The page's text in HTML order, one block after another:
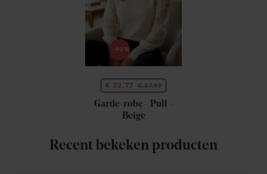
-40%
€ 22,77 € 37,95
Garde-robe - Pull -
Beige
Recent bekeken producten